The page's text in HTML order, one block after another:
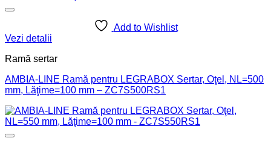
Add to Wishlist
Vezi detalii
Ramă sertar
AMBIA-LINE Ramă pentru LEGRABOX Sertar, Oţel, NL=500
mm, Lăţime=100 mm – ZC7S500RS1